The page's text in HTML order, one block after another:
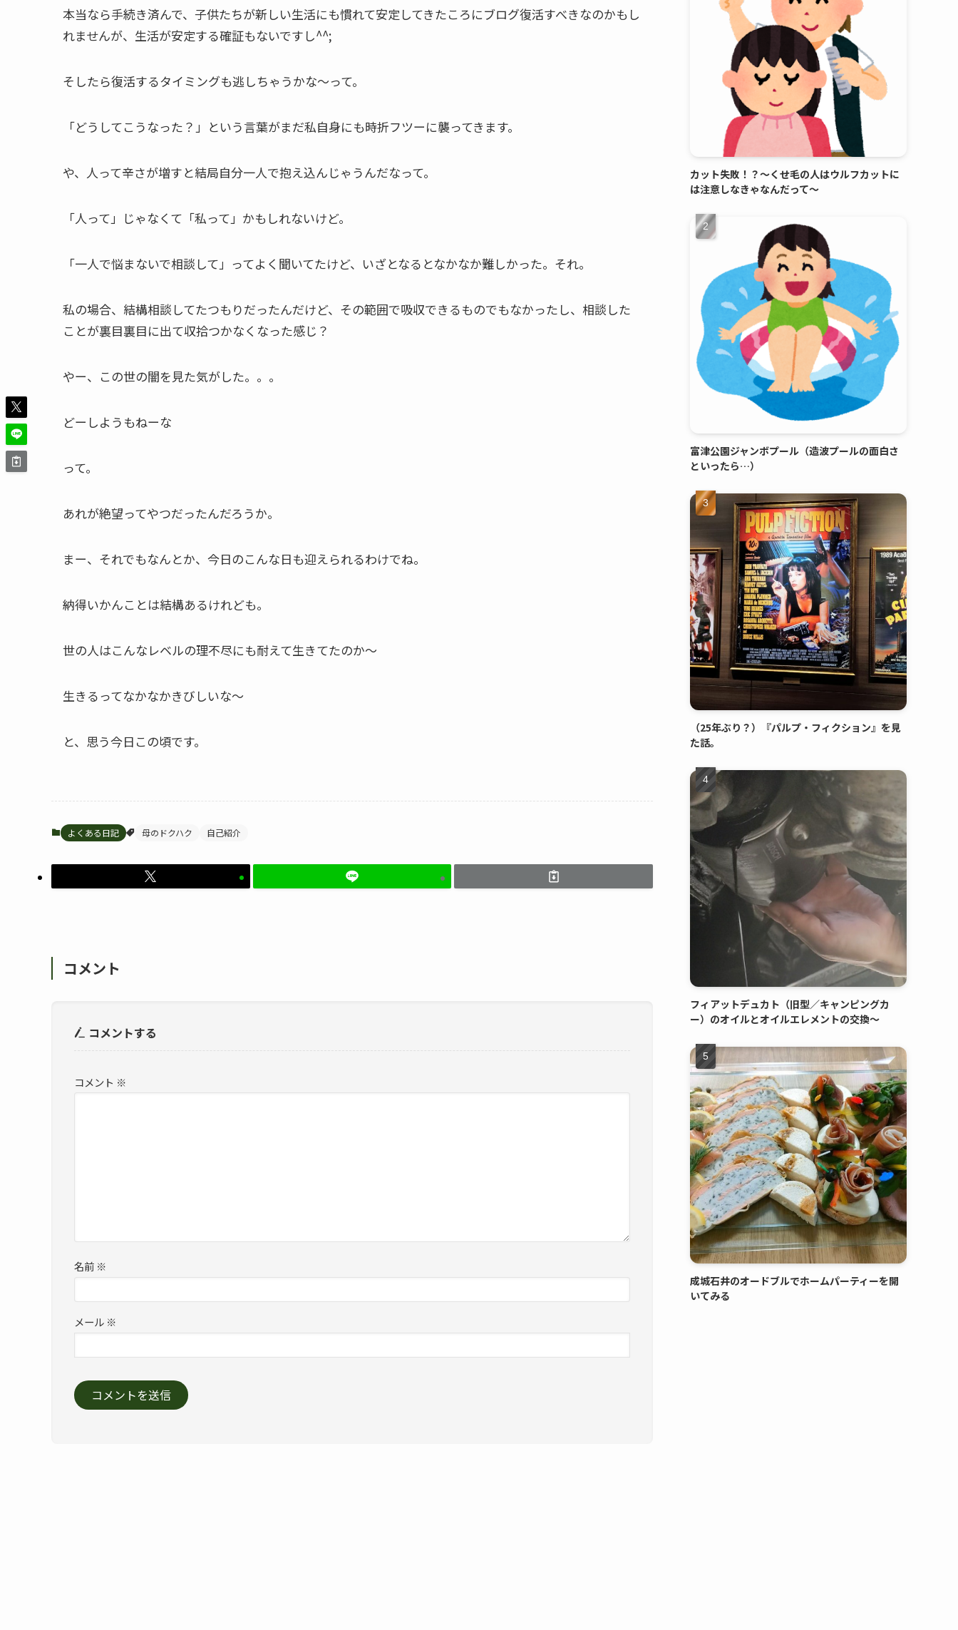
本当なら手続き済んで、子供たちが新しい生活にも慣れて安定してきたころにブログ復活すべきなのかもし
れませんが、生活が安定する確証もないですし^^;
そしたら復活するタイミングも逃しちゃうかな～って。
「どうしてこうなった？」という言葉がまだ私自身にも時折フツーに襲ってきます。
や、人って辛さが増すと結局自分一人で抱え込んじゃうんだなって。
「人って」じゃなくて「私って」かもしれないけど。
「一人で悩まないで相談して」ってよく聞いてたけど、いざとなるとなかなか難しかった。それ。
私の場合、結構相談してたつもりだったんだけど、その範囲で吸収できるものでもなかったし、相談した
ことが裏目裏目に出て収拾つかなくなった感じ？
やー、この世の闇を見た気がした。。。
どーしようもねーな
って。
あれが絶望ってやつだったんだろうか。
まー、それでもなんとか、今日のこんな日も迎えられるわけでね。
納得いかんことは結構あるけれども。
世の人はこんなレベルの理不尽にも耐えて生きてたのか～
生きるってなかなかきびしいな～
と、思う今日この頃です。
よくある日記 母のドクハク 自己紹介
コメント
コメントする
コメント ※
名前 ※
メール ※
カット失敗！？～くせ毛の人はウルフカットに
は注意しなきゃなんだって～
富津公園ジャンボプール（造波プールの面白さ
といったら…）
（25年ぶり？）『パルプ・フィクション』を見
た話。
フィアットデュカト（旧型／キャンピングカ
ー）のオイルとオイルエレメントの交換～
成城石井のオードブルでホームパーティーを開
いてみる